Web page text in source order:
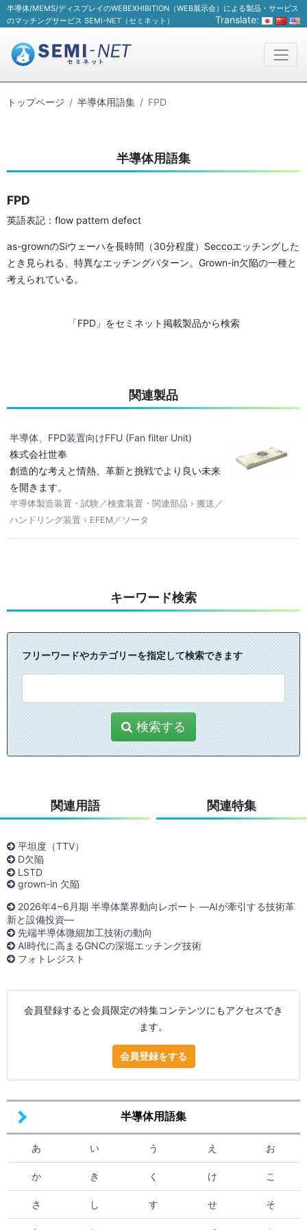
半導体/MEMS/ディスプレイのWEBEXHIBITION（WEB展示会）による製品・サービス
のマッチングサービス SEMI-NET（セミネット）
Translate:
トップページ 半導体用語集 FPD
半導体用語集
あ い う え お
か き く け こ
さ し す せ そ
半導体用語集
FPD
英語表記：flow pattern defect
as-grownのSiウェーハを長時間（30分程度）Seccoエッチングした
とき見られる、特異なエッチングパターン。Grown-in欠陥の一種と
考えられている。
「FPD」をセミネット掲載製品から検索
関連製品
半導体、FPD装置向けFFU (Fan filter Unit)
株式会社世奉
創造的な考えと情熱、革新と挑戦でより良い未来
を開きます。
半導体製造装置・試験／検査装置・関連部品 › 搬送／
ハンドリング装置 › EFEM／ソータ
キーワード検索
フリーワードやカテゴリーを指定して検索できます
検索する
関連用語 関連特集
平坦度（TTV）
D欠陥
LSTD
grown-in 欠陥
2026年4~6月期 半導体業界動向レポート ―AIが牽引する技術革
新と設備投資―
先端半導体微細加工技術の動向
AI時代に高まるGNCの深堀エッチング技術
フォトレジスト
会員登録すると会員限定の特集コンテンツにもアクセスでき
ます。
会員登録をする